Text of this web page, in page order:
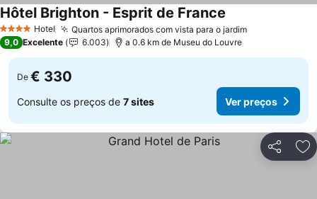
4 EstrelasHotel Quartos aprimorados com vista para o jardim
Hôtel Brighton - Esprit de France
9,0 Excelente 6.003 a 0.6 km de Museu do Louvre
De € 330
Consulte os preços de 7 sites Ver preços
Partilhar